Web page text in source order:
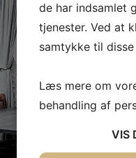
de har indsamlet
tjenester. Ved at
samtykke til
Læs mere om
behandling af
VIS